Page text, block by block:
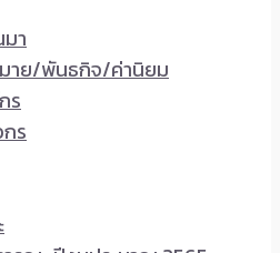
า
าย/พันธกิจ/ค่านิยม
ร
ร